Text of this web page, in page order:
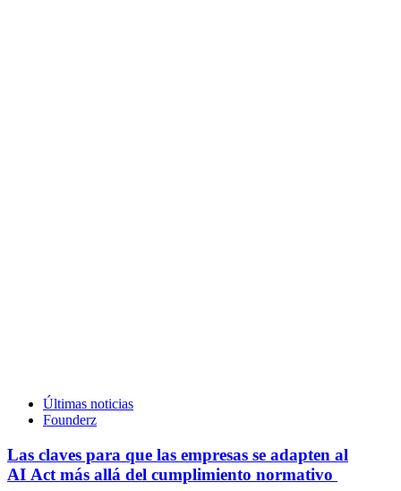
Últimas noticias
Founderz
Las claves para que las empresas se adapten al
AI Act más allá del cumplimiento normativo